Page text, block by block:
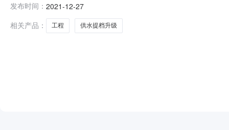
容：本项目位于鸭子口乡静安村，主要建设内容为建设
质量检验与评定规程》
发布时间： 2021-12-27
相关产品：
工程 供水提档升级